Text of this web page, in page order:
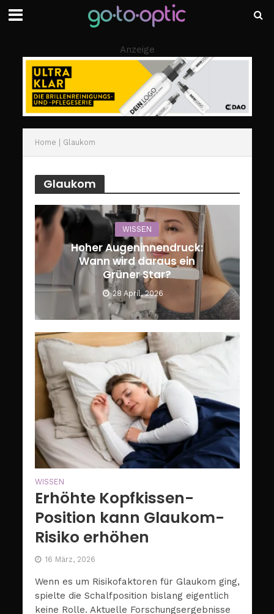
Anzeige
Home | Glaukom
Glaukom
WISSEN
Hoher Augeninnendruck:
Wann wird daraus ein
Grüner Star?
28 April, 2026
WISSEN
Erhöhte Kopfkissen-
Position kann Glaukom-
Risiko erhöhen
16 März, 2026
Wenn es um Risikofaktoren für Glaukom ging,
spielte die Schalfposition bislang eigentlich
keine Rolle. Aktuelle Forschungsergebnisse